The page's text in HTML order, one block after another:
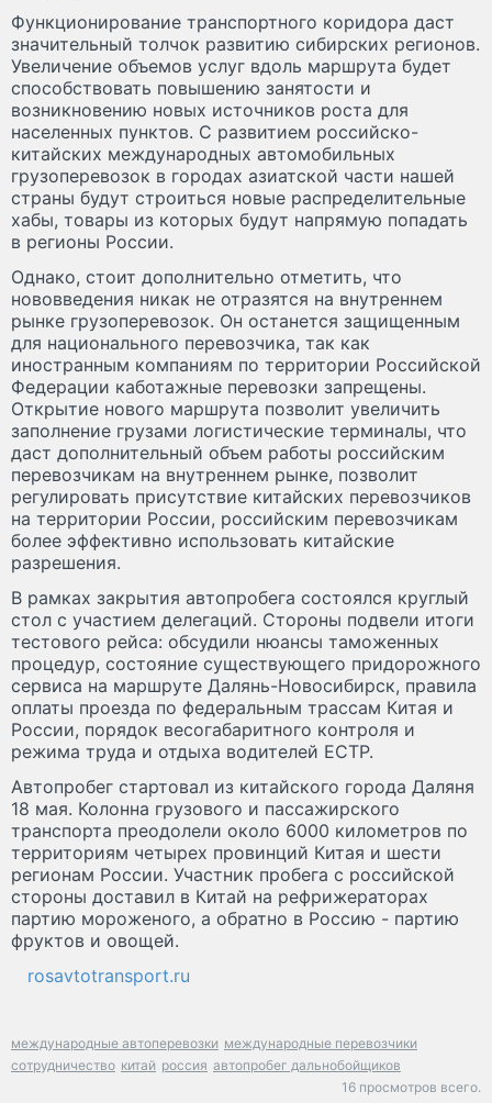
Функционирование транспортного коридора даст
значительный толчок развитию сибирских регионов.
Увеличение объемов услуг вдоль маршрута будет
способствовать повышению занятости и
возникновению новых источников роста для
населенных пунктов. С развитием российско-
китайских международных автомобильных
грузоперевозок в городах азиатской части нашей
страны будут строиться новые распределительные
хабы, товары из которых будут напрямую попадать
в регионы России.
Однако, стоит дополнительно отметить, что
нововведения никак не отразятся на внутреннем
рынке грузоперевозок. Он останется защищенным
для национального перевозчика, так как
иностранным компаниям по территории Российской
Федерации каботажные перевозки запрещены.
Открытие нового маршрута позволит увеличить
заполнение грузами логистические терминалы, что
даст дополнительный объем работы российским
перевозчикам на внутреннем рынке, позволит
регулировать присутствие китайских перевозчиков
на территории России, российским перевозчикам
более эффективно использовать китайские
разрешения.
В рамках закрытия автопробега состоялся круглый
стол с участием делегаций. Стороны подвели итоги
тестового рейса: обсудили нюансы таможенных
процедур, состояние существующего придорожного
сервиса на маршруте Далянь-Новосибирск, правила
оплаты проезда по федеральным трассам Китая и
России, порядок весогабаритного контроля и
режима труда и отдыха водителей ЕСТР.
Автопробег стартовал из китайского города Даляня
18 мая. Колонна грузового и пассажирского
транспорта преодолели около 6000 километров по
территориям четырех провинций Китая и шести
регионам России. Участник пробега с российской
стороны доставил в Китай на рефрижераторах
партию мороженого, а обратно в Россию - партию
фруктов и овощей.
rosavtotransport.ru
международные автоперевозки международные перевозчики
сотрудничество китай россия автопробег дальнобойщиков
16 просмотров всего.